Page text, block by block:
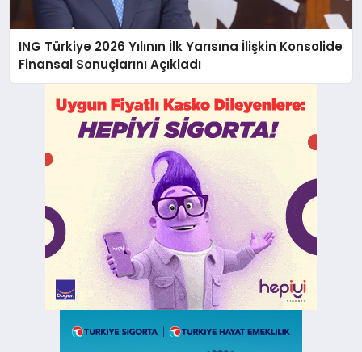
ING Türkiye 2026 Yılının İlk Yarısına İlişkin Konsolide
Finansal Sonuçlarını Açıkladı